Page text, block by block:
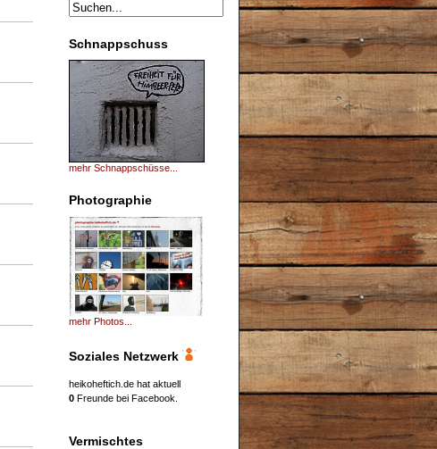
Schnappschuss
mehr Schnappschüsse...
Photographie
mehr Photos...
Soziales Netzwerk
heikoheftich.de hat aktuell
0 Freunde bei Facebook.
Vermischtes